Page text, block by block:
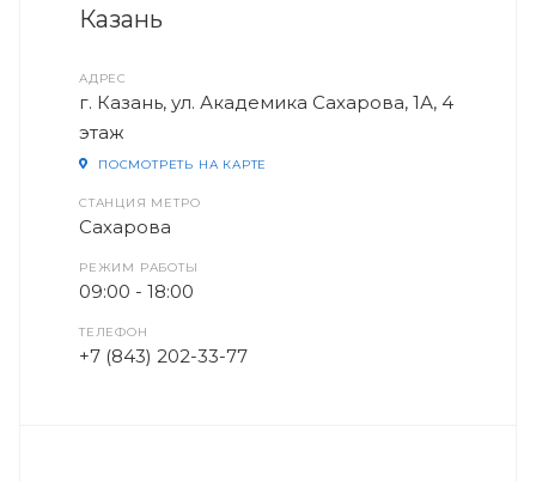
Казань
АДРЕС
г. Казань, ул. Академика Сахарова, 1А, 4
этаж
ПОСМОТРЕТЬ НА КАРТЕ
СТАНЦИЯ МЕТРО
Сахарова
РЕЖИМ РАБОТЫ
09:00 - 18:00
ТЕЛЕФОН
+7 (843) 202-33-77